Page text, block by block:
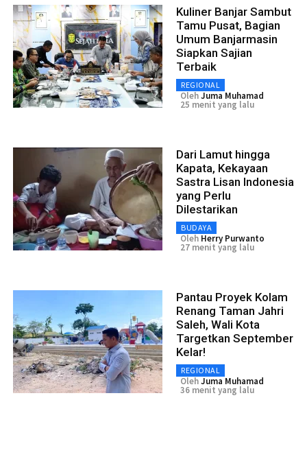
Kuliner Banjar Sambut
Tamu Pusat, Bagian
Umum Banjarmasin
Siapkan Sajian
Terbaik
REGIONAL
OlehJuma Muhamad
25 menit yang lalu
Dari Lamut hingga
Kapata, Kekayaan
Sastra Lisan Indonesia
yang Perlu
Dilestarikan
BUDAYA
Oleh Herry Purwanto
27 menit yang lalu
Pantau Proyek Kolam
Renang Taman Jahri
Saleh, Wali Kota
Targetkan September
Kelar!
REGIONAL
OlehJuma Muhamad
36 menit yang lalu